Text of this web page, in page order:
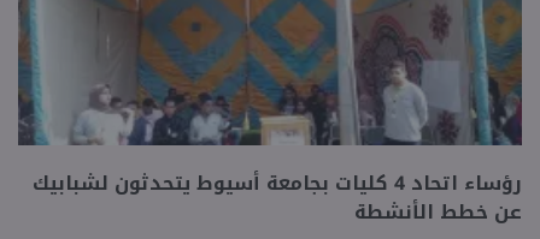
رؤساء اتحاد 4 كليات بجامعة أسيوط يتحدثون لشبابيك
عن خطط الأنشطة